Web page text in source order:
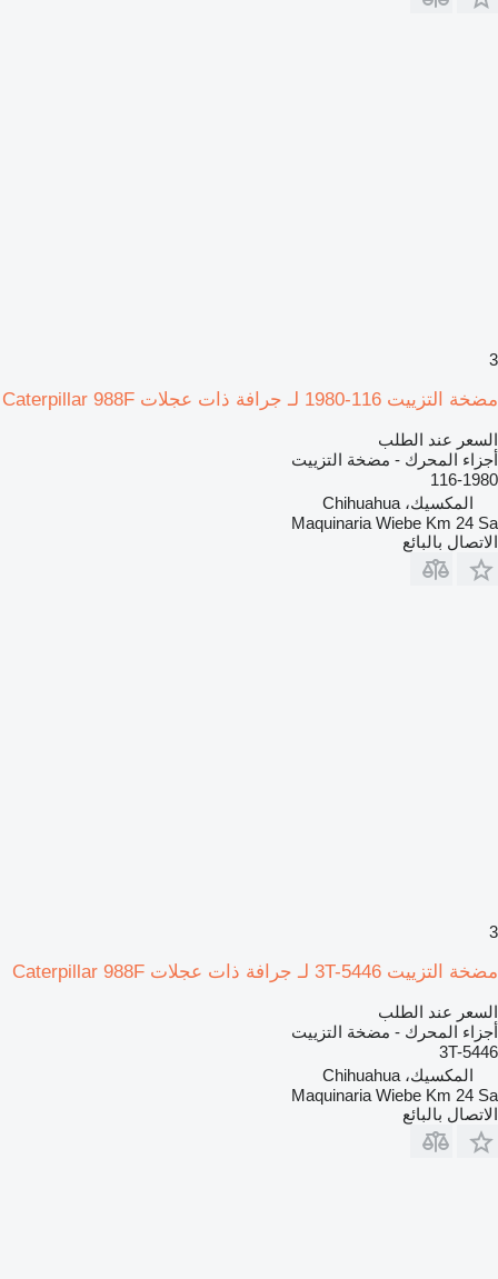
3
مضخة التزييت 116-1980 لـ جرافة ذات عجلات Caterpillar 988F
السعر عند الطلب
أجزاء المحرك - مضخة التزييت
116-1980
المكسيك، Chihuahua
Maquinaria Wiebe Km 24 Sa
الاتصال بالبائع
3
مضخة التزييت 3T-5446 لـ جرافة ذات عجلات Caterpillar 988F
السعر عند الطلب
أجزاء المحرك - مضخة التزييت
3T-5446
المكسيك، Chihuahua
Maquinaria Wiebe Km 24 Sa
الاتصال بالبائع